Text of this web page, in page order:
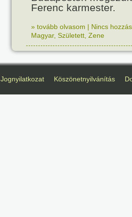
Ferenc karmester.
» tovább olvasom | Nincs
Magyar, Született Zene
Jognyilatkozat Köszönetnyilvánítás